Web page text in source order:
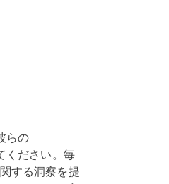
らの
ください。毎
する洞察を提